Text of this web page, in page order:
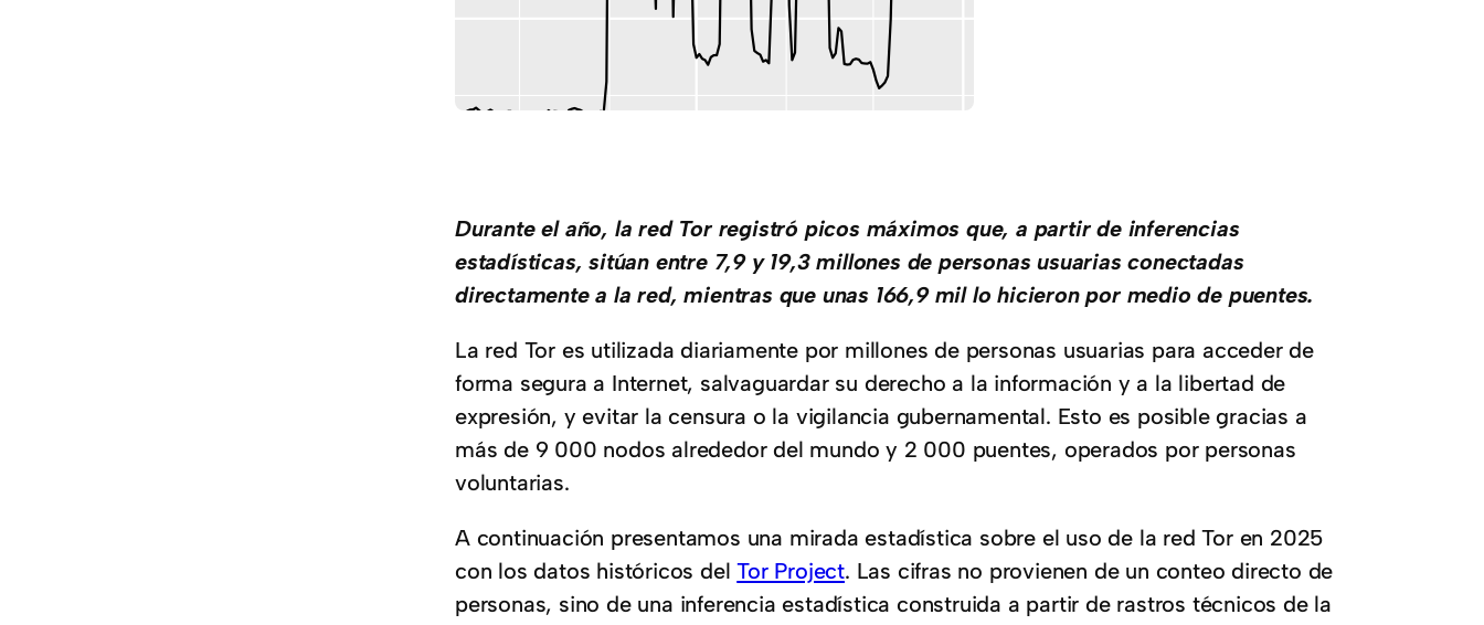
Durante el año, la red Tor registró picos máximos que, a partir de inferencias
estadísticas, sitúan entre 7,9 y 19,3 millones de personas usuarias conectadas
directamente a la red, mientras que unas 166,9 mil lo hicieron por medio de puentes.
La red Tor es utilizada diariamente por millones de personas usuarias para acceder de
forma segura a Internet, salvaguardar su derecho a la información y a la libertad de
expresión, y evitar la censura o la vigilancia gubernamental. Esto es posible gracias a
más de 9 000 nodos alrededor del mundo y 2 000 puentes, operados por personas
voluntarias.
A continuación presentamos una mirada estadística sobre el uso de la red Tor en 2025
con los datos históricos delTor Project. Las cifras no provienen de un conteo directo de
personas, sino de una inferencia estadística construida a partir de rastros técnicos de la